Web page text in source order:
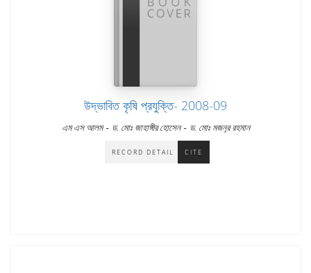
উদ্ভাবিত কৃষি প্রযুক্তি- 2008-09
এম এস আলম- ড. মোঃ জাহাঙ্গীর হোসেন- ড. মোঃ মজনুর রহমান
RECORD DETAIL CITE